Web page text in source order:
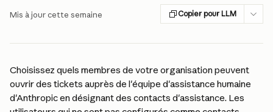
Mis à jour cette semaine Copier pour LLM
Choisissez quels membres de votre organisation peuvent
ouvrir des tickets auprès de l'équipe d'assistance humaine
d'Anthropic en désignant des contacts d'assistance. Les